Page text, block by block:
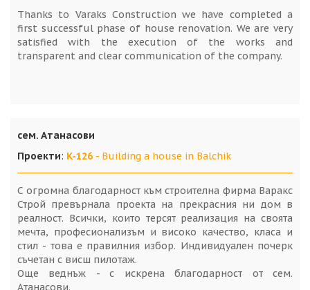
Thanks to Varaks Construction we have completed a
first successful phase of house renovation. We are very
satisfied with the execution of the works and
transparent and clear communication of the company.
сем. Атанасови
Проекти: K-126 - Building a house in Balchik
С огромна благодарност към строителна фирма Варакс
Строй превърнала проекта на прекрасния ни дом в
реалност. Всички, които терсят реализация на своята
мечта, професионализъм и високо качество, класа и
стил - това е правилния избор. Индивидуален почерк
съчетан с висш пилотаж.
Още веднъж - с искрена благодарност от сем.
Атанасови.